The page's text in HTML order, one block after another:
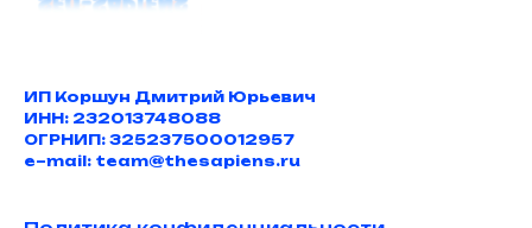
ИП Коршун Дмитрий Юрьевич
ИНН: 232013748088
ОГРНИП: 325237500012957
e–mail: team@thesapiens.ru